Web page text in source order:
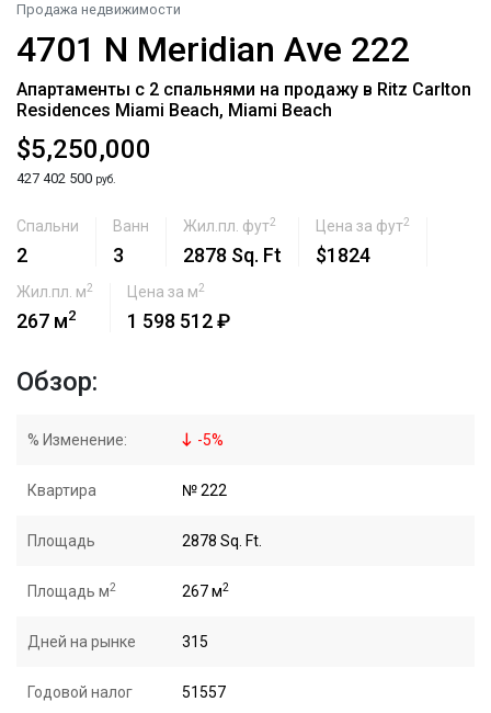
Продажа недвижимости
4701 N Meridian Ave 222
Апартаменты с 2 спальнями на продажу в Ritz Carlton
Residences Miami Beach, Miami Beach
$5,250,000
427 402 500 руб.
Спальни
2
Ванн
3
Жил.пл. фут2
2878 Sq. Ft
Цена за фут2
$1824
Жил.пл. м2
267 м2
Цена за м2
1 598 512 ₽
Обзор:
% Изменение: -5%
Квартира № 222
Площадь 2878 Sq. Ft.
Площадь м2 267 м2
Дней на рынке 315
Годовой налог 51557